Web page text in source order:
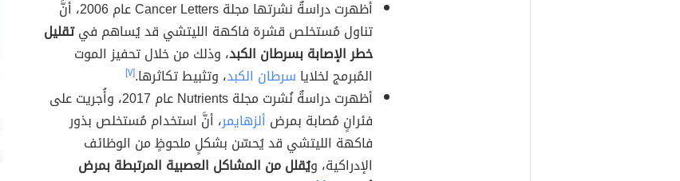
أظهرت دراسةٌ نشرتها مجلة Cancer Letters عام 2006، أنَّ
تناول مُستخلص قشرة فاكهة الليتشي قد يُساهم فيتقليل
خطر الإصابة بسرطان الكبد، وذلك من خلال تحفيز الموت
المُبرمج لخلايا سرطان الكبد، وتثبيط تكاثرها.[٧]
أظهرت دراسةٌ نُشرت مجلة Nutrients عام 2017، وأُجريت على
فئرانٍ مُصابة بمرض ألزهايمر، أنَّ استخدام مُستخلص بذور
فاكهة الليتشي قد يُحسّن بشكلٍ ملحوظٍ من الوظائف
الإدراكية، ويُقلل من المشاكل العصبية المرتبطة بمرض